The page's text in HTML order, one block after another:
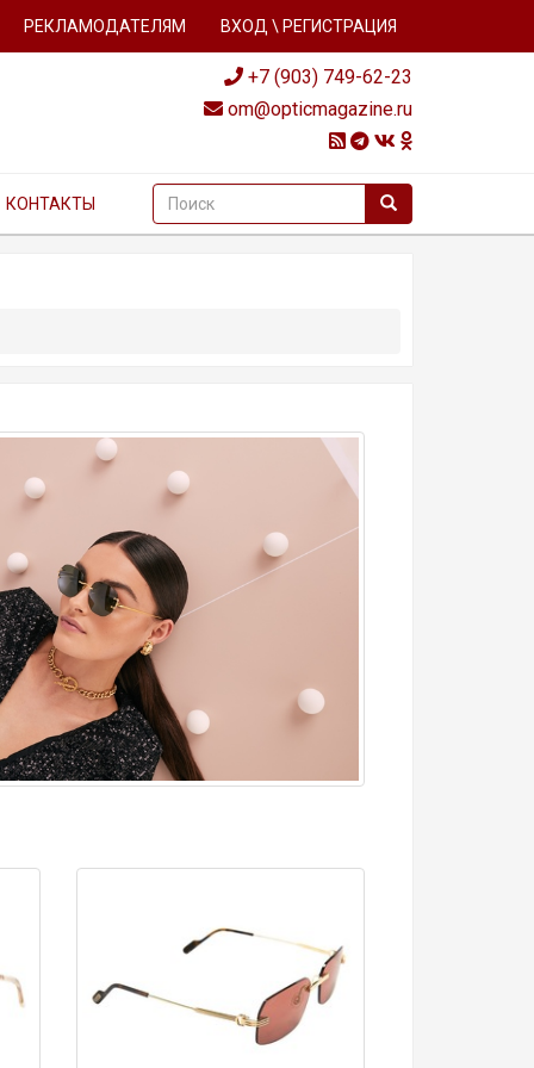
РЕКЛАМОДАТЕЛЯМ ВХОД \ РЕГИСТРАЦИЯ
+7 (903) 749-62-23
om@opticmagazine.ru
КОНТАКТЫ